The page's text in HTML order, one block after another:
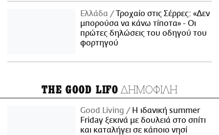
Ελλάδα
Τροχαίο στις Σέρρες: «Δεν
μπορούσα να κάνω τίποτα» - Οι
πρώτες δηλώσεις του οδηγού του
φορτηγού
THE GOOD LIFO ΔΗΜΟΦΙΛΗ
Good Living
Η ιδανική summer
Friday ξεκινά με δουλειά στο σπίτι
και καταλήγει σε κάποιο νησί